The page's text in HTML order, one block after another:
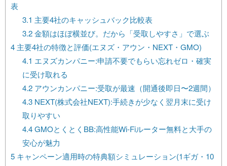
表
3.1 主要4社のキャッシュバック比較表
3.2金額はほぼ横並び。だから「受取しやすさ」で選ぶ
4 主要4社の特徴と評価(エヌズ・アウン・NEXT・GMO)
4.1 エヌズカンパニー:申請不要でもらい忘れゼロ・確実
に受け取れる
4.2アウンカンパニー:受取が最速（開通後即日〜2週間）
4.3NEXT(株式会社NEXT):手続きが少なく翌月末に受け
取りやすい
4.4GMOとくとくBB:高性能Wi-Fiルーター無料と大手の
安心が魅力
5 キャンペーン適用時の特典額シミュレーション(1ギガ・10